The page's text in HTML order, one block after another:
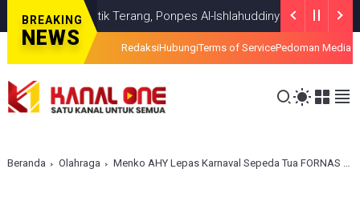
BREAKING
NEWS
Titik Terang, Ponpes Al-Ishlahuddiny Keluarkan Maklumlat
RedaksiHubungiTerms of ServicePedoman Media
Beranda Olahraga Menko AHY Lepas Karnaval Sepeda Tua FORNAS VIII NTB